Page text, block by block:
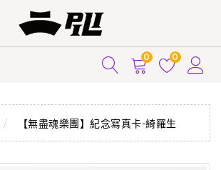
0 0
【無盡魂樂團】紀念寫真卡-綺羅生